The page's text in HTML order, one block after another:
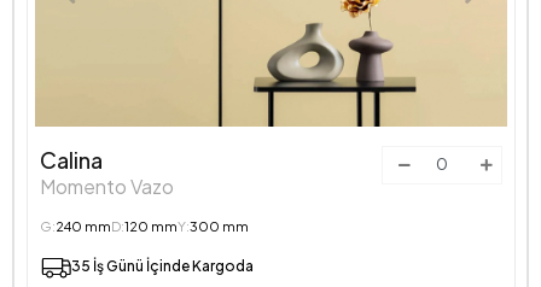
Calina
Momento Vazo
G:240 mmD:120 mmY:300 mm
35 İş Günü İçinde Kargoda